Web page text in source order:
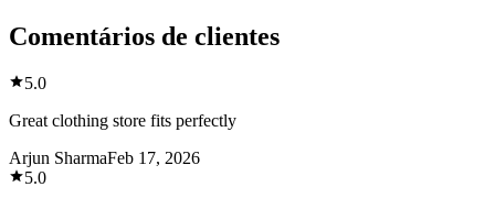
Comentários de clientes
5.0
Great clothing store fits perfectly
Arjun SharmaFeb 17, 2026
5.0